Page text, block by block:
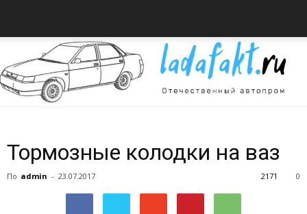
Тормозные колодки на ваз
По admin - 23.07.2017 0
2171